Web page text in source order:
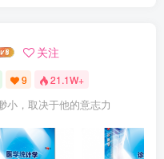
关注
9 21.1W+
小，取决于他的意志力